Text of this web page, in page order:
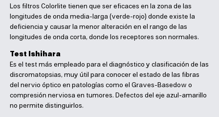
Los filtros Colorlite tienen que ser eficaces en la zona de las
longitudes de onda media-larga (verde-rojo) donde existe la
deficiencia y causar la menor alteración en el rango de las
longitudes de onda corta, donde los receptores son normales.
Test Ishihara
Es el test más empleado para el diagnóstico y clasificación de las
discromatopsias, muy útil para conocer el estado de las fibras
del nervio óptico en patologías como el Graves-Basedow o
compresión nerviosa en tumores. Defectos del eje azul-amarillo
no permite distinguirlos.